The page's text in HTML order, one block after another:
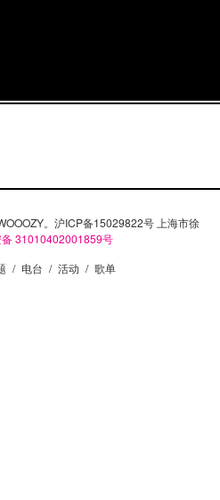
。沪ICP备15029822号 上海市徐
31010402001859号
/ 电台 / 活动 / 歌单